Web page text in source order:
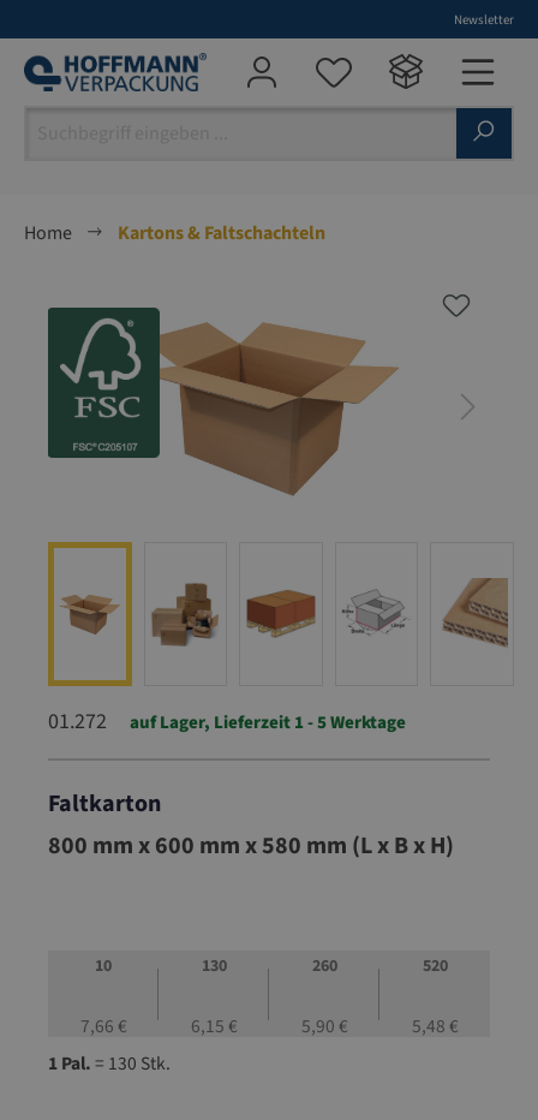
Newsletter
Home
Kartons & Faltschachteln
01.272 auf Lager, Lieferzeit 1 - 5 Werktage
Faltkarton
01.272
800 mm x 600 mm x 580 mm (L x B x H)
10
7,66 €
130
6,15 €
260
5,90 €
520
5,48 €
1 Pal.= 130 Stk.